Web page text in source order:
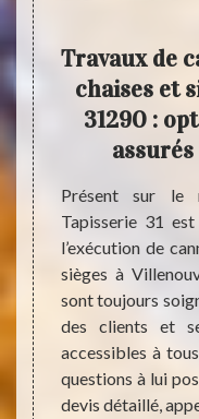
de
des
à un
de
les
les
la
se
Travaux de
chaises et
31290 :
Présent sur le
Tapisserie 31
l’exécution de
sièges à
sont toujours
des clients et
accessibles à
questions à lui
devis détaillé,